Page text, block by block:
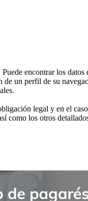
encontrar los datos
un perfil de su
legal y en el
como los otros